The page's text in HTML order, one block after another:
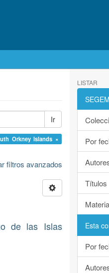
Ir
Orkney Islands ×
filtros avanzados
de las Islas
LISTAR
Por
Títulos
Esta
Por